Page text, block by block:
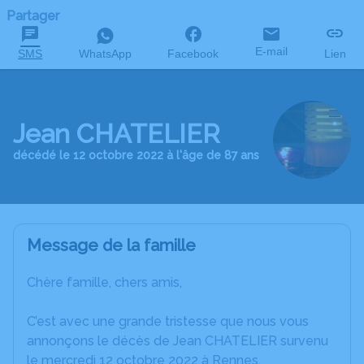
Partager
SMS WhatsApp Facebook E-mail Lien
Jean CHATELIER
décédé le 12 octobre 2022 à l'âge de 87 ans
Message de la famille
Chère famille, chers amis,
C’est avec une grande tristesse que nous vous
annonçons le décès de Jean CHATELIER survenu
le mercredi 12 octobre 2022 à Rennes.